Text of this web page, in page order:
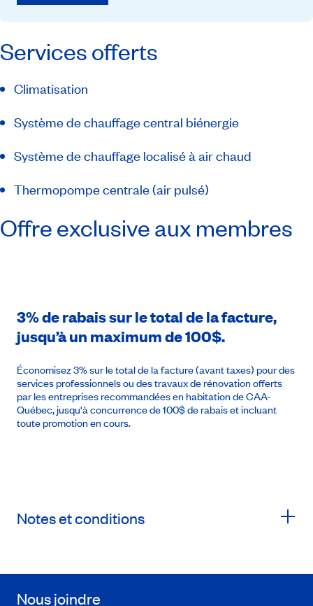
Services offerts
Climatisation
Système de chauffage central biénergie
Système de chauffage localisé à air chaud
Thermopompe centrale (air pulsé)
Offre exclusive aux membres
3% de rabais sur le total de la facture,
jusqu’à un maximum de 100$.
Économisez 3% sur le total de la facture (avant taxes) pour des
services professionnels ou des travaux de rénovation offerts
par les entreprises recommandées en habitation de CAA-
Québec, jusqu'à concurrence de 100$ de rabais et incluant
toute promotion en cours.
Notes et conditions
Nous joindre